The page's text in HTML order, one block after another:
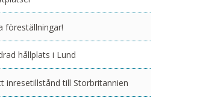
föreställningar!
hållplats i Lund
inresetillstånd till Storbritannien